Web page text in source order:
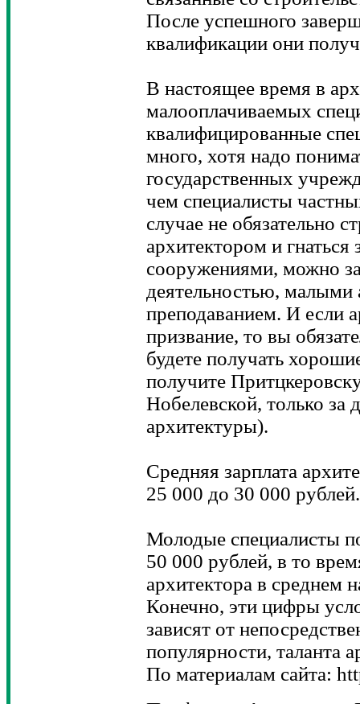
После успешного
квалификации они
В настоящее время в
малооплачиваемых
квалифицированные
много, хотя надо
государственных
чем специалисты
случае не обязательно
архитектором и
сооружениями, можно
деятельностью,
преподаванием. И если
призвание, то вы
будете получать
получите
Нобелевской, только за
архитектуры).
Средняя зарплата
25 000 до 30 000 рублей.
Молодые специалисты
50 000 рублей, в то
архитектора в среднем
Конечно, эти цифры
зависят от
популярности, таланта
По материалам сайта: